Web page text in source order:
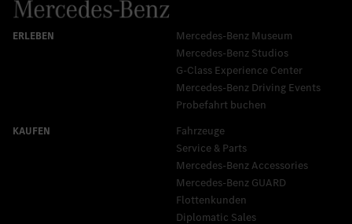
Mercedes-Benz Museum
Mercedes-Benz Studios
G-Class Experience Center
Mercedes-Benz Driving Events
Probefahrt buchen
Fahrzeuge
Service & Parts
Mercedes-Benz Accessories
Mercedes‑Benz GUARD
Flottenkunden
Diplomatic Sales